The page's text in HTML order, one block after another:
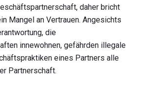
daher bricht
Mangel an Vertrauen. Angesichts
die
innewohnen, gefährden illegale
eines Partners alle
Partnerschaft.